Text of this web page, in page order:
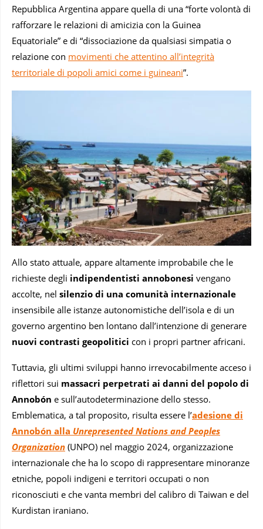
Repubblica Argentina appare quella di una “forte volontà di
rafforzare le relazioni di amicizia con la Guinea
Equatoriale” e di “dissociazione da qualsiasi simpatia o
relazione con movimenti che attentino all’integrità
territoriale di popoli amici come i guineani”.
Allo stato attuale, appare altamente improbabile che le
richieste degli indipendentisti annobonesi vengano
accolte, nel silenzio di una comunità internazionale
insensibile alle istanze autonomistiche dell’isola e di un
governo argentino ben lontano dall’intenzione di generare
nuovi contrasti geopolitici con i propri partner africani.
Tuttavia, gli ultimi sviluppi hanno irrevocabilmente acceso i
riflettori sui massacri perpetrati ai danni del popolo di
Annobón e sull’autodeterminazione dello stesso.
Emblematica, a tal proposito, risulta essere l’adesione di
Annobón alla Unrepresented Nations and Peoples
Organization (UNPO) nel maggio 2024, organizzazione
internazionale che ha lo scopo di rappresentare minoranze
etniche, popoli indigeni e territori occupati o non
riconosciuti e che vanta membri del calibro di Taiwan e del
Kurdistan iraniano.